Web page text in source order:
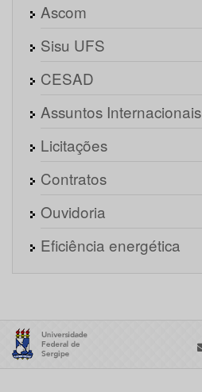
Ascom
Sisu UFS
CESAD
Assuntos Internacionais
Licitações
Contratos
Ouvidoria
Eficiência energética